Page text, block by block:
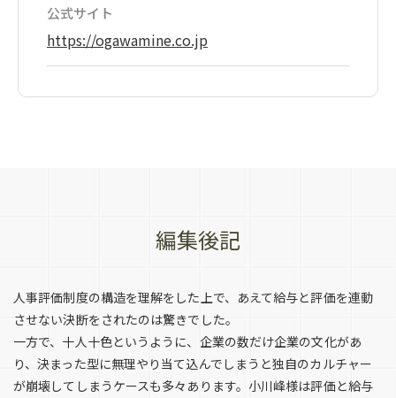
公式サイト
https://ogawamine.co.jp
編集後記
人事評価制度の構造を理解をした上で、あえて給与と評価を連動
させない決断をされたのは驚きでした。
一方で、十人十色というように、企業の数だけ企業の文化があ
り、決まった型に無理やり当て込んでしまうと独自のカルチャー
が崩壊してしまうケースも多々あります。小川峰様は評価と給与